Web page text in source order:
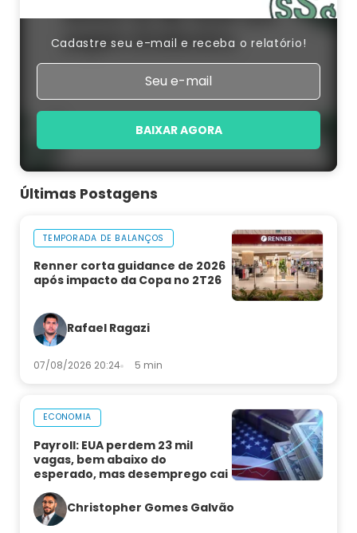
Cadastre seu e-mail e receba o relatório!
BAIXAR AGORA
Últimas Postagens
TEMPORADA DE BALANÇOS
Renner corta guidance de 2026
após impacto da Copa no 2T26
Rafael Ragazi
07/08/2026 20:24 5 min
ECONOMIA
Payroll: EUA perdem 23 mil
vagas, bem abaixo do
esperado, mas desemprego cai
Christopher Gomes Galvão